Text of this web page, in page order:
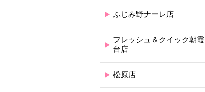
ふじみ野ナーレ店
フレッシュ＆クイック朝霞
台店
松原店